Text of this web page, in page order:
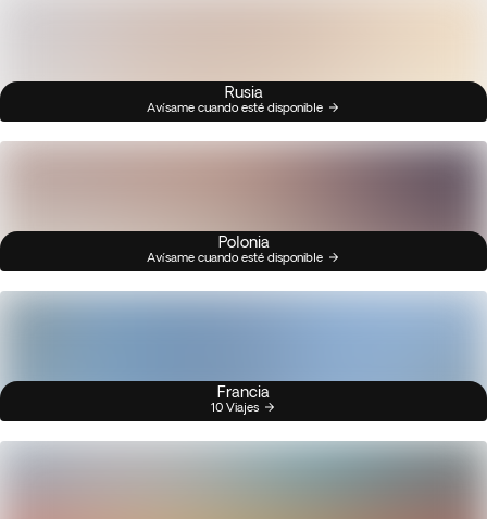
Rusia
Avísame cuando esté disponible
Polonia
Avísame cuando esté disponible
Francia
10 Viajes